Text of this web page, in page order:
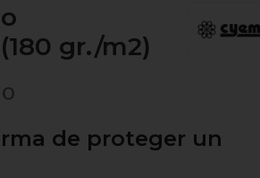
gr./m2)
de proteger un